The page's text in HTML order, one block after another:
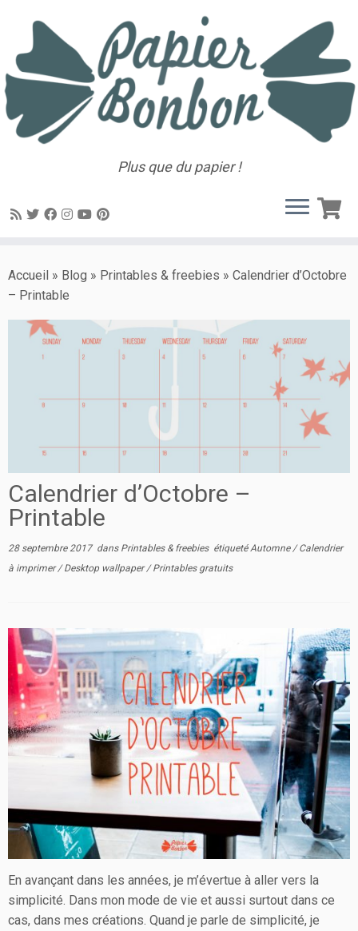
Plus que du papier !
Accueil » Blog » Printables & freebies » Calendrier d’Octobre
– Printable
Calendrier d’Octobre –
Printable
28 septembre 2017dans Printables & freebies étiqueté Automne /Calendrier
à imprimer/Desktop wallpaper/Printables gratuits
En avançant dans les années, je m’évertue à aller vers la
simplicité. Dans mon mode de vie et aussi surtout dans ce
cas, dans mes créations. Quand je parle de simplicité, je